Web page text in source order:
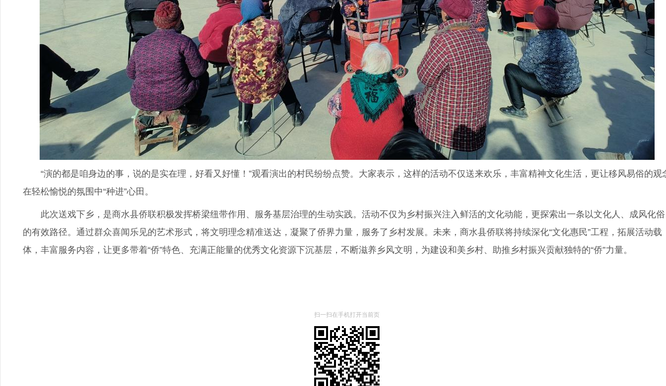
“演的都是咱身边的事，说的是实在理，好看又好懂！”观看演出的村民纷纷点赞。大家表示，这样的活动不仅送来欢乐，丰富精神文化生活，更让移风易俗的观
在轻松愉悦的氛围中“种进”心田。
此次送戏下乡，是商水县侨联积极发挥桥梁纽带作用、服务基层治理的生动实践。活动不仅为乡村振兴注入鲜活的文化动能，更探索出一条以文化人、成风化俗
的有效路径。通过群众喜闻乐见的艺术形式，将文明理念精准送达，凝聚了侨界力量，服务了乡村发展。未来，商水县侨联将持续深化“文化惠民”工程，拓展活动载
体，丰富服务内容，让更多带着“侨”特色、充满正能量的优秀文化资源下沉基层，不断滋养乡风文明，为建设和美乡村、助推乡村振兴贡献独特的“侨”力量。
扫一扫在手机打开当前页